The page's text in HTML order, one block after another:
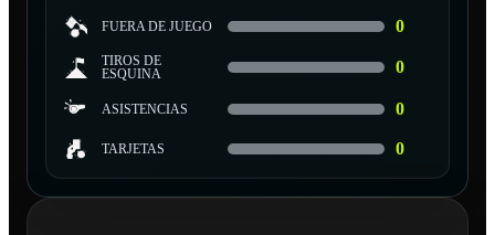
FUERA DE JUEGO 0
TIROS DE
ESQUINA
0
ASISTENCIAS 0
TARJETAS 0